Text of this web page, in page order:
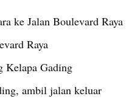
ke Jalan Boulevard Raya
Raya
Kelapa Gading
ambil jalan keluar